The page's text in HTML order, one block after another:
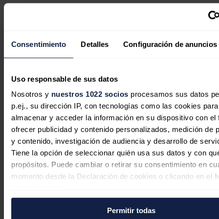
Consentimiento Detalles Configuración de anuncios
Uso responsable de sus datos
Nosotros y nuestros 1022 socios procesamos sus datos
p.ej., su dirección IP, con tecnologías como las cookies para
almacenar y acceder la información en su dispositivo con el
ofrecer publicidad y contenido personalizados, medición de
y contenido, investigación de audiencia y desarrollo de
Tiene la opción de seleccionar quién usa sus datos y con
propósitos. Puede cambiar o retirar su consentimiento en
momento desde la Declaración de cookies o clicando en el
Si lo permite, también quisiéramos:Permitir todas
EDP invita a conocer en la FIDMA el
presente y futuro de la energía en
Asturias
Redacción31/07/2026
El almacenamiento energético entra
en la primera división de la industria
eléctrica